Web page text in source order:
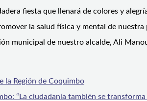
fiesta que llenará de colores y
la salud física y mental de
municipal de nuestro alcalde, Ali
la Región de Coquimbo
“La ciudadanía también se